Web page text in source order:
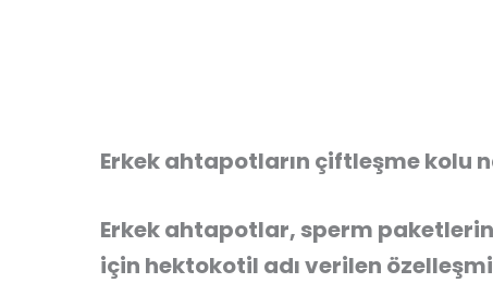
Erkek ahtapotların çiftleşme kolu
Erkek ahtapotlar, sperm
için hektokotil adı verilen